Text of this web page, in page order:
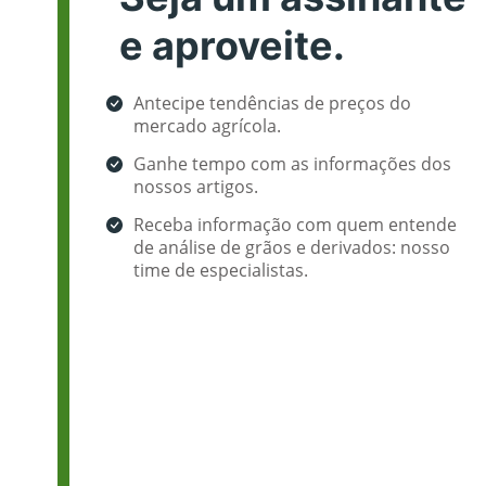
e aproveite.
Antecipe tendências de preços do
mercado agrícola.
Ganhe tempo com as informações dos
nossos artigos.
Receba informação com quem entende
de análise de grãos e derivados: nosso
time de especialistas.